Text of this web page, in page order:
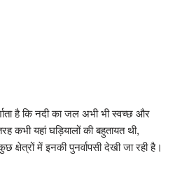
है कि नदी का जल अभी भी स्वच्छ और
कभी यहां घड़ियालों की बहुतायत थी,
में इनकी पुनर्वापसी देखी जा रही है।